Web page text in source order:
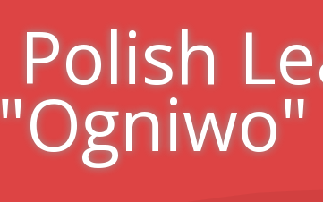
Polish
"Ogniwo"